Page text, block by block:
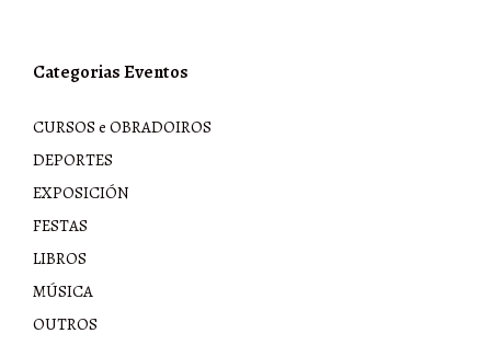
Categorias Eventos
CURSOS e OBRADOIROS
DEPORTES
EXPOSICIÓN
FESTAS
LIBROS
MÚSICA
OUTROS